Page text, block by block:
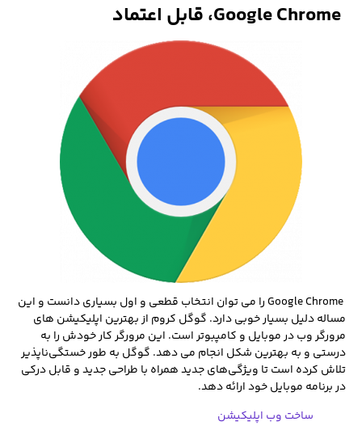
Google Chrome، قابل اعتماد
‏ Google Chrome را می توان انتخاب قطعی و اول بسیاری دانست و این
مساله دلیل بسیار خوبی دارد. گوگل کروم از بهترین اپلیکیشن های
مرورگر وب در موبایل و کامپبوتر است. این مرورگر کار خودش را به
درستی و به بهترین شکل انجام می دهد. گوگل به طور خستگی‌ناپذیر
تلاش کرده است تا ویژگی‌های جدید همراه با طراحی جدید و قابل درکی
در برنامه موبایل خود ارائه دهد.
ساخت وب اپلیکیشن